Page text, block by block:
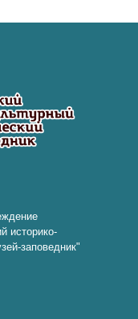
историко-
заповедник"